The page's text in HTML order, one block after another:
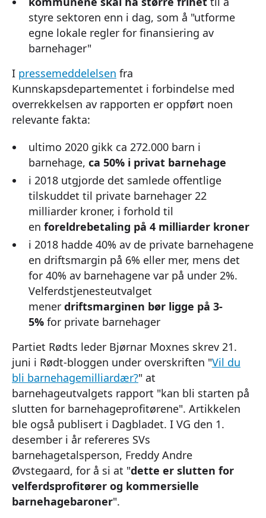
styre sektoren enn i dag, som å "utforme
egne lokale regler for finansiering av
barnehager"
I pressemeddelelsen fra
Kunnskapsdepartementet i forbindelse med
overrekkelsen av rapporten er oppført noen
relevante fakta:
ultimo 2020 gikk ca 272.000 barn i
barnehage, ca 50% i privat barnehage
i 2018 utgjorde det samlede offentlige
tilskuddet til private barnehager 22
milliarder kroner, i forhold til
en foreldrebetaling på 4 milliarder kroner
i 2018 hadde 40% av de private barnehagene
en driftsmargin på 6% eller mer, mens det
for 40% av barnehagene var på under 2%.
Velferdstjenesteutvalget
mener driftsmarginen bør ligge på 3-
5% for private barnehager
Partiet Rødts leder Bjørnar Moxnes skrev 21.
juni i Rødt-bloggen under overskriften "Vil du
bli barnehagemilliardær?" at
barnehageutvalgets rapport "kan bli starten på
slutten for barnehageprofitørene". Artikkelen
ble også publisert i Dagbladet. I VG den 1.
desember i år refereres SVs
barnehagetalsperson, Freddy Andre
Øvstegaard, for å si at "dette er slutten for
velferdsprofitører og kommersielle
barnehagebaroner".